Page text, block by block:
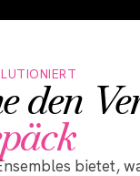
den
bietet,